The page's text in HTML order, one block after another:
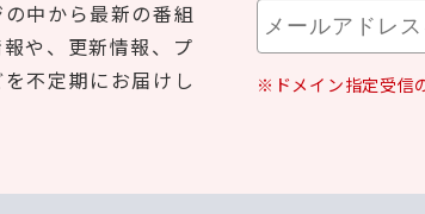
中から最新の番組
や、更新情報、プ
不定期にお届けし
※ドメイン指定受信